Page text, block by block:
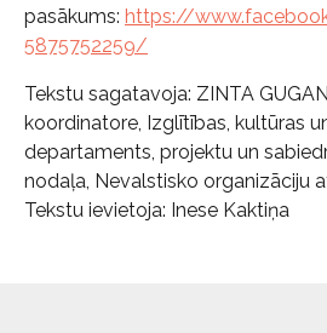
pasākums: https://
5875752259/
Tekstu sagatavoja: ZINTA
koordinatore, Izglītības, kultūras
departaments, projektu un
nodaļa, Nevalstisko organizāciju
Tekstu ievietoja: Inese Kaktiņa